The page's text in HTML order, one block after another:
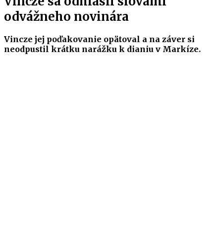
odvážneho novinára
Vincze jej poďakovanie opätoval a na záver si
neodpustil krátku narážku k dianiu v Markíze.